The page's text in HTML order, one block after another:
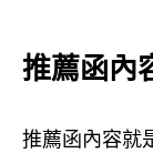
推薦函內
推薦函內容就